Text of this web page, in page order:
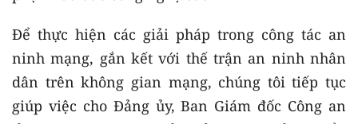
Để thực hiện các giải pháp trong công tác an
ninh mạng, gắn kết với thế trận an ninh nhân
dân trên không gian mạng, chúng tôi tiếp tục
giúp việc cho Đảng ủy, Ban Giám đốc Công an